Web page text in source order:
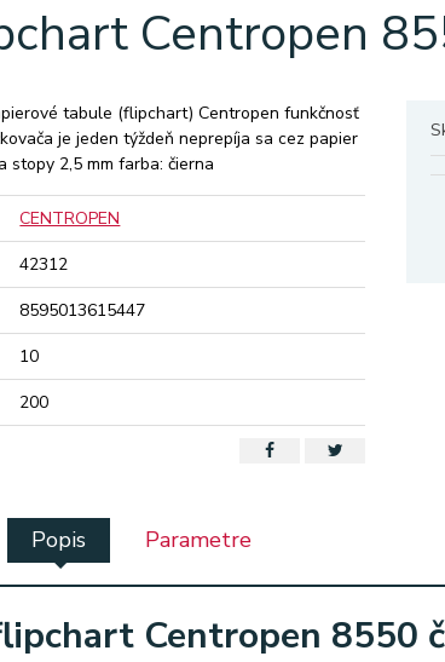
Centropen
tabule (flipchart) Centropen funkčnosť
je jeden týždeň neprepíja sa cez papier
stopy 2,5 mm farba: čierna
CENTROPEN
42312
8595013615447
10
200
Popis Parametre
Centropen 8550